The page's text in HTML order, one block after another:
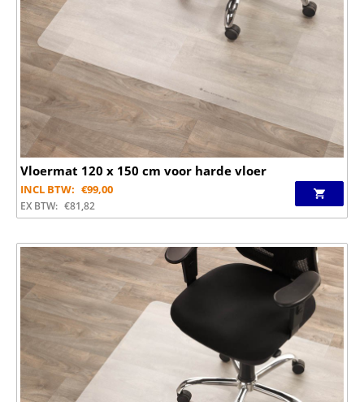
Vloermat 120 x 150 cm voor harde vloer
INCL BTW: €99,00
EX BTW: €81,82